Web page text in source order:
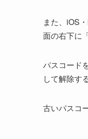
また、iOS
面の右下に
パスコード
して解除す
古いパスコ